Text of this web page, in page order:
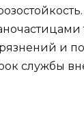
и
службы